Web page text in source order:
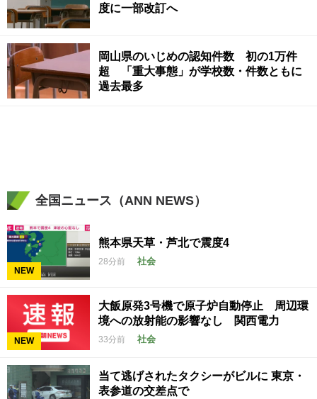
度に一部改訂へ
岡山県のいじめの認知件数 初の1万件
超 「重大事態」が学校数・件数ともに
過去最多
全国ニュース（ANN NEWS）
NEW
熊本県天草・芦北で震度4
28分前 社会
NEW
大飯原発3号機で原子炉自動停止 周辺環
境への放射能の影響なし 関西電力
33分前 社会
当て逃げされたタクシーがビルに 東京・
表参道の交差点で